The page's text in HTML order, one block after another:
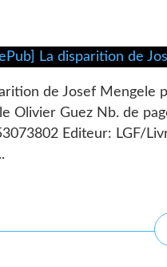
de Josef Mengele
Olivier Guez Nb. de
Editeur: LGF/